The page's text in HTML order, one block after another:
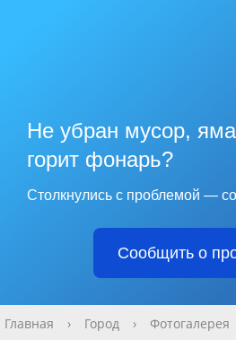
Не убран мусор,
горит фонарь?
Столкнулись с проблемой —
Сообщить о
Главная › Город › Фотогалерея